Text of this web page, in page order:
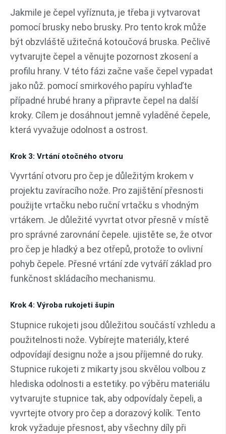
Jakmile je čepel vyříznuta, je třeba ji vytvarovat
pomocí brusky nebo brusky. Pro tento krok může
být obzvláště užitečná kotoučová bruska. Pečlivě
vytvarujte čepel a věnujte pozornost zkosení a
profilu hrany. V této fázi začne vaše čepel vypadat
jako nůž. pomocí smirkového papíru vyhlaďte
případné hrubé hrany a připravte čepel na další
kroky. Cílem je dosáhnout jemně vyladěné čepele,
která vyvažuje odolnost a ostrost.
Krok 3: Vrtání otočného otvoru
Vyvrtání otvoru pro čep je důležitým krokem v
projektu zavíracího nože. Pro zajištění přesnosti
použijte vrtačku nebo ruční vrtačku s vhodným
vrtákem. Je důležité vyvrtat otvor přesně v místě
pro správné zarovnání čepele. ujistěte se, že otvor
pro čep je hladký a bez otřepů, protože to ovlivní
pohyb čepele. Přesné vrtání zde vytváří základ pro
funkčnost skládacího mechanismu.
Krok 4: Výroba rukojeti šupin
Stupnice rukojeti jsou důležitou součástí vzhledu a
použitelnosti nože. Vybírejte materiály, které
odpovídají designu nože a jsou příjemné do ruky.
Stupnice rukojeti z mikarty jsou skvělou volbou z
hlediska odolnosti a estetiky. po výběru materiálu
vytvarujte stupnice tak, aby odpovídaly čepeli, a
vyvrtejte otvory pro čep a dorazový kolík. Tento
krok vyžaduje přesnost, aby všechny díly při